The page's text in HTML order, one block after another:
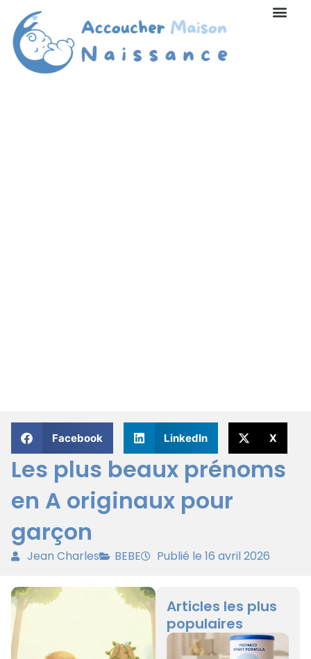
Facebook LinkedIn X
Les plus beaux prénoms
en A originaux pour
garçon
Jean Charles BEBE Publié le 16 avril 2026
Articles les plus
populaires